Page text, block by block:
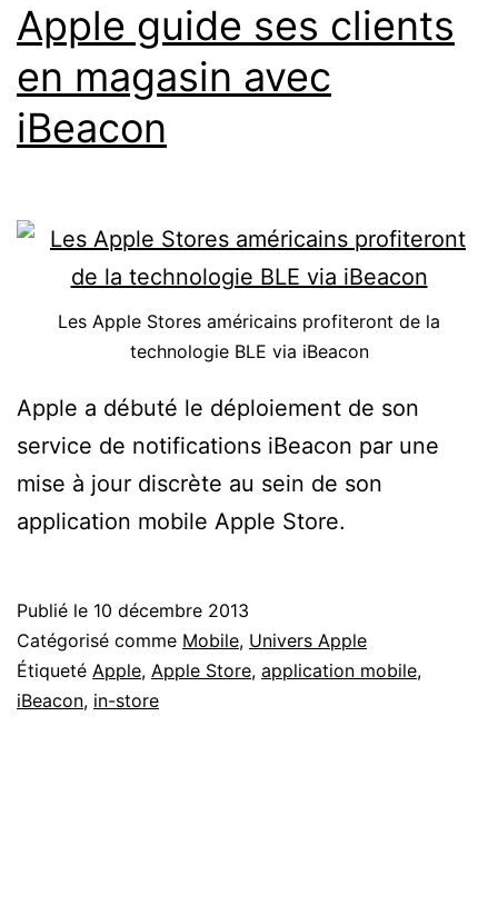
Apple guide ses clients
en magasin avec
iBeacon
Les Apple Stores américains profiteront de la
technologie BLE via iBeacon
Apple a débuté le déploiement de son
service de notifications iBeacon par une
mise à jour discrète au sein de son
application mobile Apple Store.
Publié le 10 décembre 2013
Catégorisé comme Mobile, Univers Apple
Étiqueté Apple, Apple Store, application mobile,
iBeacon, in-store